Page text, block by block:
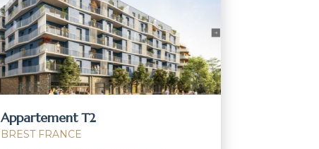
Appartement T2
BREST FRANCE